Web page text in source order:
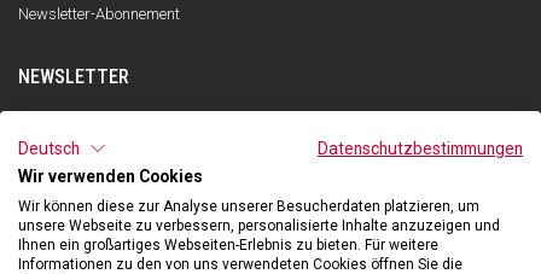
Newsletter-Abonnement
NEWSLETTER
ANMELDEN
Ich habe die Datenschutzerklärung gelesen und verstanden und stimme
Newsletter-Empfangs durch Qooder gemäß den Angaben in der
Datenschutzerklärung zu.
Deutsch
Datenschutzbestimmungen
Wir verwenden Cookies
Wir können diese zur Analyse unserer Besucherdaten platzieren, um
unsere Webseite zu verbessern, personalisierte Inhalte anzuzeigen und
Ihnen ein großartiges Webseiten-Erlebnis zu bieten. Für weitere
Informationen zu den von uns verwendeten Cookies öffnen Sie die